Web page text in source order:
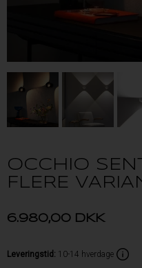
OCCHIO
FLERE
6.980,00 DKK
Leveringstid : 10-14 hverdage